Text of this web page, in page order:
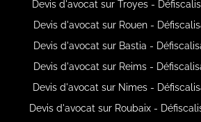
Devis d'avocat sur Troyes -
Devis d'avocat sur Rouen -
Devis d'avocat sur Bastia -
Devis d'avocat sur Reims -
Devis d'avocat sur Nimes -
Devis d'avocat sur Roubaix -